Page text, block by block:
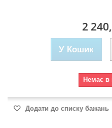
2
У Кошик
Немає в
Додати до списку бажань